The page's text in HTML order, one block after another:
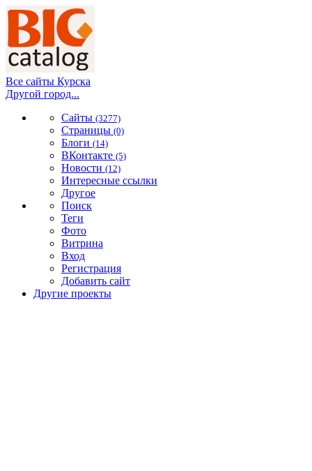
Все сайты Курска
Другой город...
Сайты (3277)
Страницы (0)
Блоги (14)
ВКонтакте (5)
Новости (12)
Интересные ссылки
Другое
Поиск
Теги
Фото
Витрина
Вход
Регистрация
Добавить сайт
Другие проекты